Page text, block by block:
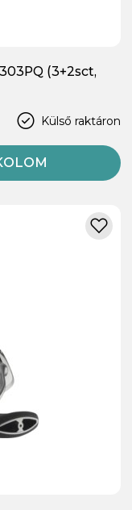
(3+2sct,
Külső raktáron